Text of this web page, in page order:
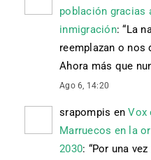
población gracias
inmigración: “La
reemplazan o nos
Ahora más que
Ago 6, 14:20
srapompis enVox
Marruecos en la
2030: “Por una